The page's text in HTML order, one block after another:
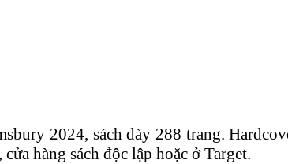
2024, sách dày 288 trang.
hàng sách độc lập hoặc ở Target.